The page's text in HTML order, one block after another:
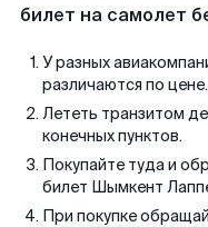
билет на самолет
У разных
различаются по цене.
Лететь транзитом
конечных пунктов.
Покупайте туда и
билет Шымкент
При покупке